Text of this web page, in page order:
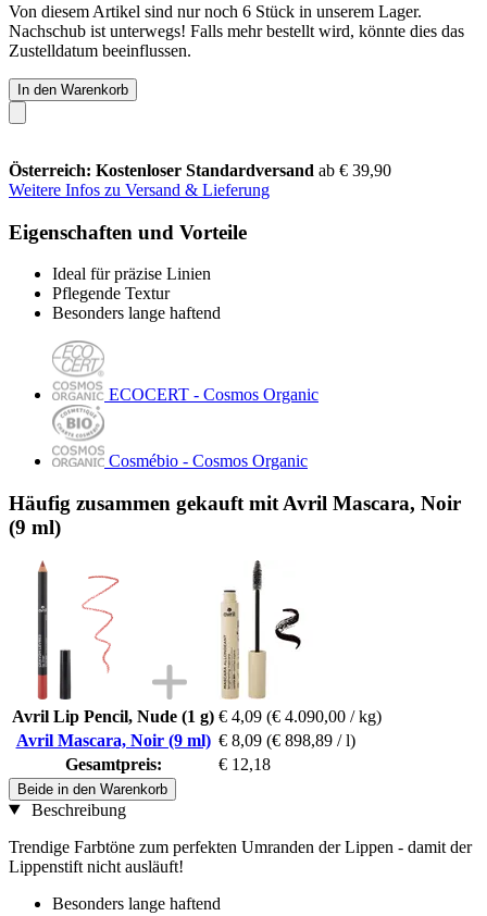
Von diesem Artikel sind nur noch 6 Stück in unserem Lager.
Nachschub ist unterwegs! Falls mehr bestellt wird, könnte dies das
Zustelldatum beeinflussen.
In den Warenkorb
Österreich: Kostenloser Standardversand ab € 39,90
Weitere Infos zu Versand & Lieferung
Eigenschaften und Vorteile
Ideal für präzise Linien
Pflegende Textur
Besonders lange haftend
ECOCERT - Cosmos Organic
Cosmébio - Cosmos Organic
Häufig zusammen gekauft mit Avril Mascara, Noir
(9 ml)
Avril Lip Pencil, Nude (1 g) € 4,09 (€ 4.090,00 / kg)
Avril Mascara, Noir (9 ml) € 8,09 (€ 898,89 / l)
Gesamtpreis:
€ 12,18
Beide in den Warenkorb
Beschreibung
Trendige Farbtöne zum perfekten Umranden der Lippen - damit der
Lippenstift nicht ausläuft!
Besonders lange haftend